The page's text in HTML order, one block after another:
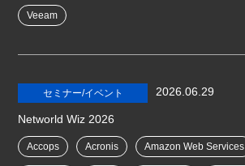
Veeam
セミナー/イベント 2026.06.29
Networld Wiz 2026
Accops Acronis Amazon Web Services